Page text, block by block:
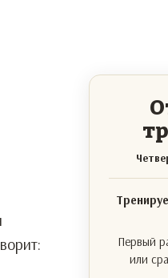
Первый
или